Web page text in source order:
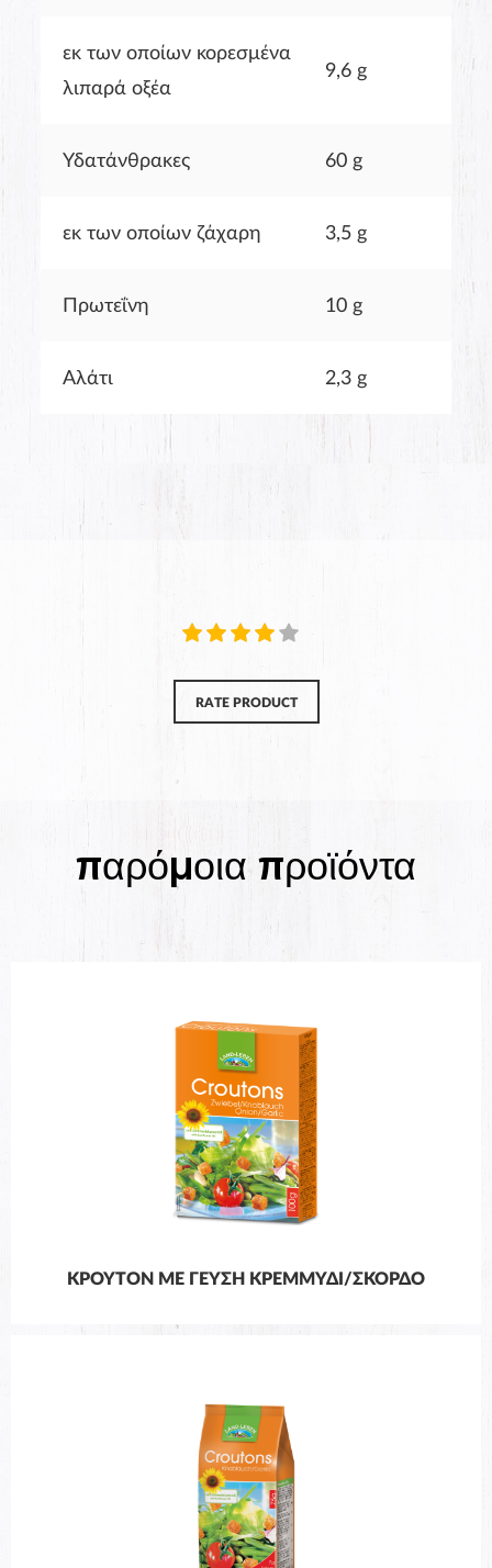
εκ των οποίων κορεσμένα
λιπαρά οξέα
9,6 g
Υδατάνθρακες 60 g
εκ των οποίων ζάχαρη 3,5 g
Πρωτεΐνη 10 g
Αλάτι 2,3 g
RATE PRODUCT
παρόμοια προϊόντα
ΚΡΟΥΤΌΝ ΜΕ ΓΕΎΣΗ ΚΡΕΜΜΎΔΙ/ΣΚΌΡΔΟ